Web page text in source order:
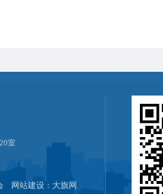
室
网站建设 ： 大旗网